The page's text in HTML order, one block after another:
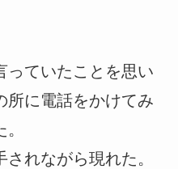
っていたことを思い
所に電話をかけてみ
れながら現れた。